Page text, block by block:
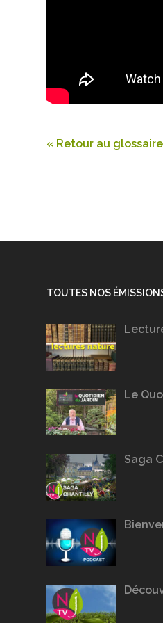
« Retour au glossaire
TOUTES NOS
Le
Saga